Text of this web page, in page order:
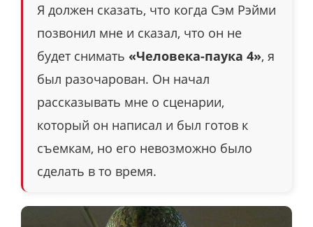
Я должен сказать, что когда Сэм Рэйми
позвонил мне и сказал, что он не
будет снимать «Человека-паука 4», я
был разочарован. Он начал
рассказывать мне о сценарии,
который он написал и был готов к
съемкам, но его невозможно было
сделать в то время.